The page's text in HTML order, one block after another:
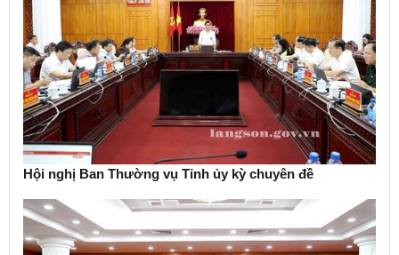
Hội nghị Ban Thường vụ Tỉnh ủy kỳ chuyên đề